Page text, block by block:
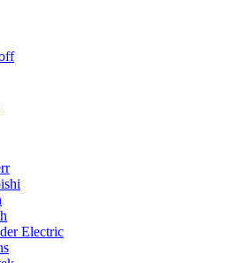
Electric